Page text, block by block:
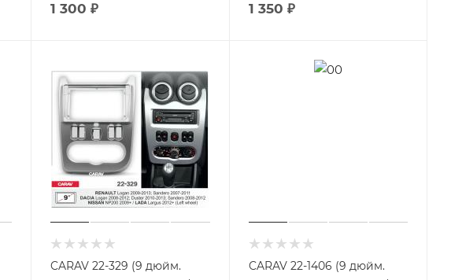
1 300 ₽ 1 350 ₽
CARAV 22-329 (9 дюйм.
CARAV 22-1406 (9 дюйм.